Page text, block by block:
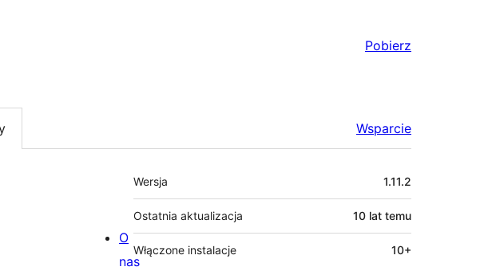
Pobierz
Wsparcie
Meta
Wersja 1.11.2
Ostatnia aktualizacja 10 lat temu
Włączone instalacje 10+
O
nas